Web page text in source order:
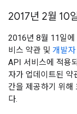
2017년 2월 10
2016년 8월 11일에
비스 약관 및 개발자
API 서비스에 적용
자가 업데이트된 약
간을 제공하기 위해
다.